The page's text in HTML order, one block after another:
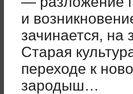
и
зачинается, на
Старая
переходе к
зародыш…